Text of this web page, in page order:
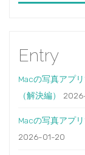
Entry
Macの写真アプ
（解決編）
Macの写真アプ
2026-01-20